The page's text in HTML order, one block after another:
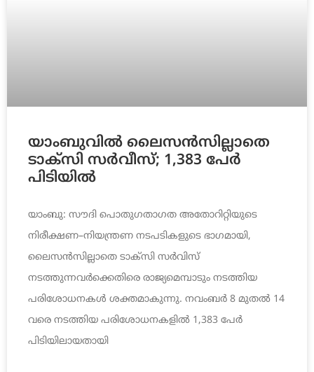
യാംബുവിൽ ലൈസൻസില്ലാതെ
ടാക്സി സർവീസ്; 1,383 പേർ
പിടിയിൽ
യാംബു: സൗദി പൊതുഗതാഗത അതോറിറ്റിയുടെ
നിരീക്ഷണ–നിയന്ത്രണ നടപടികളുടെ ഭാഗമായി,
ലൈസൻസില്ലാതെ ടാക്സി സർവിസ്
നടത്തുന്നവർക്കെതിരെ രാജ്യമെമ്പാടും നടത്തിയ
പരിശോധനകൾ ശക്തമാകുന്നു. നവംബർ 8 മുതൽ 14
വരെ നടത്തിയ പരിശോധനകളിൽ 1,383 പേർ
പിടിയിലായതായി